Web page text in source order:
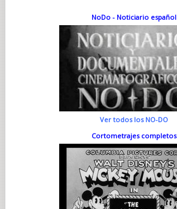
NoDo - Noticiario español
Ver todos los NO-DO
Cortometrajes completos